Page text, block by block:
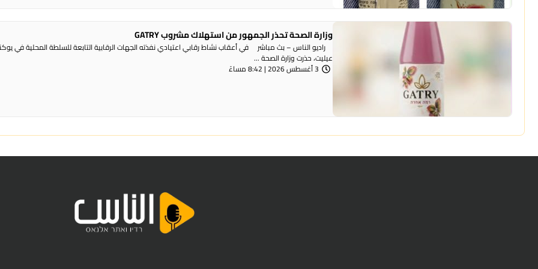
وزارة الصحة تحذر الجمهور من استهلاك مشروب GATRY
راديو الناس – بث مباشر في أعقاب نشاط رقابي اعتيادي نفذته الجهات الرقابية التابعة للسلطة المحلية في
عيليت، حذرت وزارة الصحة ...
3 أغسطس 2026 | 8:42 مساءً